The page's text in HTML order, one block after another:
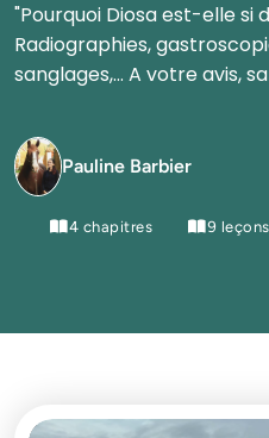
"Pourquoi Diosa est-elle si
Radiographies,
Pauline Barbier
4 chapitres 9 leçons